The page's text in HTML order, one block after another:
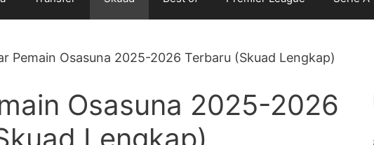
Pemain Osasuna 2025-2026 Terbaru (Skuad Lengkap)
Osasuna 2025-2026